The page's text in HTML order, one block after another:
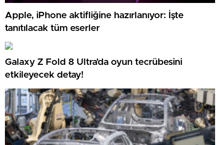
Apple, iPhone aktifliğine hazırlanıyor: İşte
tanıtılacak tüm eserler
Galaxy Z Fold 8 Ultra’da oyun tecrübesini
etkileyecek detay!